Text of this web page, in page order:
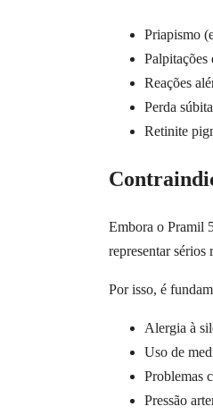
Priapismo
Palpitações
Reações
Perda
Retinite
Embora o Pramil
representar sérios
Por isso, é
Alergia à
Uso de
Problemas
Pressão